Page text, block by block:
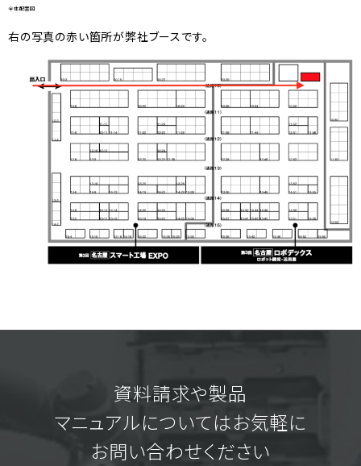
全体配置図
右の写真の赤い箇所が弊社ブースです。
資料請求や製品
マニュアルについてはお気軽に
お問い合わせください